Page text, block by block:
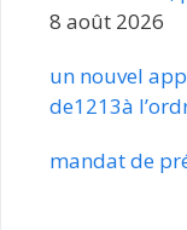
8 août 2026
un nouvel
de1213à
mandat de